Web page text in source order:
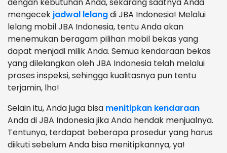
mengecek jadwal lelangdi JBA Indonesia! Melalui
lelang mobil JBA Indonesia, tentu Anda akan
menemukan beragam pilihan mobil bekas yang
dapat menjadi milik Anda. Semua kendaraan bekas
yang dilelangkan oleh JBA Indonesia telah melalui
proses inspeksi, sehingga kualitasnya pun tentu
terjamin, lho!
Selain itu, Anda juga bisa menitipkan kendaraan
Anda di JBA Indonesia jika Anda hendak menjualnya.
Tentunya, terdapat beberapa prosedur yang harus
diikuti sebelum Anda bisa menitipkannya, ya!